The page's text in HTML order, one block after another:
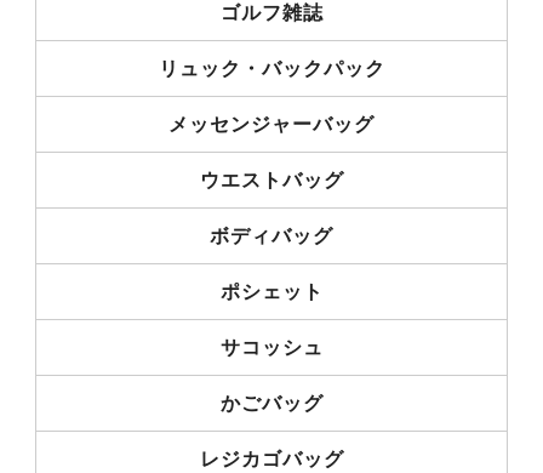
ゴルフ雑誌
リュック・バックパック
メッセンジャーバッグ
ウエストバッグ
ボディバッグ
ポシェット
サコッシュ
かごバッグ
レジカゴバッグ